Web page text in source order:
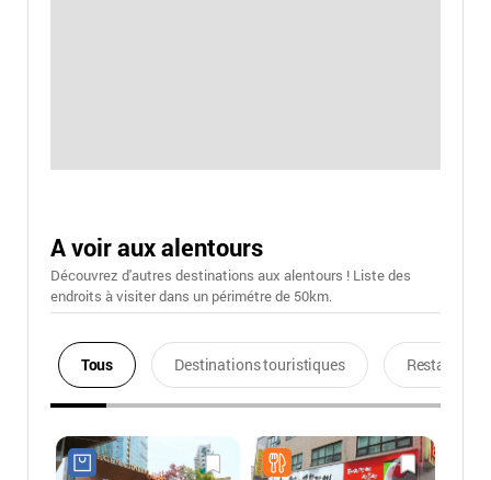
A voir aux alentours
Découvrez d'autres destinations aux alentours ! Liste des
endroits à visiter dans un périmétre de 50km.
Tous Destinations touristiques Restaurants